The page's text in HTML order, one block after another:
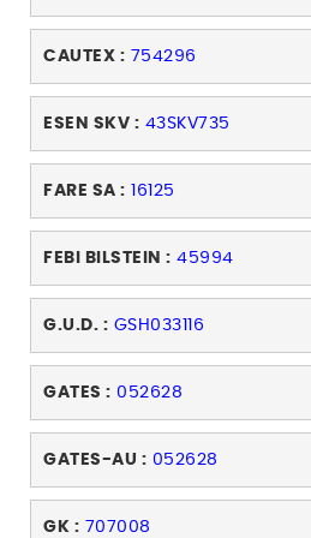
CAUTEX : 754296
ESEN SKV : 43SKV735
FARE SA : 16125
FEBI BILSTEIN : 45994
G.U.D. : GSH033116
GATES : 052628
GATES-AU : 052628
GK : 707008